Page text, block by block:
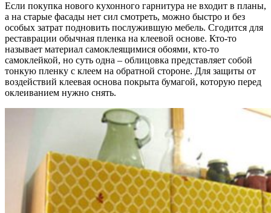
Если покупка нового кухонного гарнитура не входит в планы,
а на старые фасады нет сил смотреть, можно быстро и без
особых затрат подновить послужившую мебель. Сгодится для
реставрации обычная пленка на клеевой основе. Кто-то
называет материал самоклеящимися обоями, кто-то
самоклейкой, но суть одна – облицовка представляет собой
тонкую пленку с клеем на обратной стороне. Для защиты от
воздействий клеевая основа покрыта бумагой, которую перед
оклеиванием нужно снять.